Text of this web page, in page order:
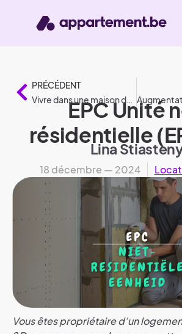
PRÉCÉDENT
Vivre dans une maison de retraite : tout ce que vous devez savoir
EPC Unité
résidentielle
Lina
18 décembre — 2024
Vous êtes propriétaire d’un